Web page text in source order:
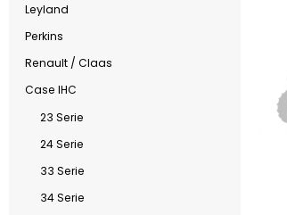
Leyland
Perkins
Renault / Claas
Case IHC
23 Serie
24 Serie
33 Serie
34 Serie